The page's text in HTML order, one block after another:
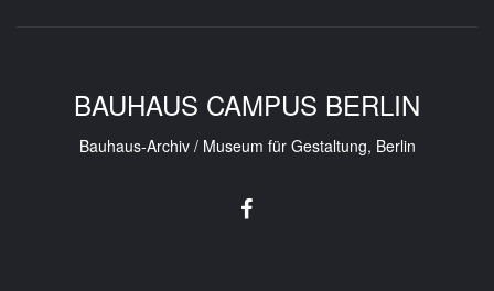
BAUHAUS CAMPUS BERLIN
Bauhaus-Archiv / Museum für Gestaltung, Berlin